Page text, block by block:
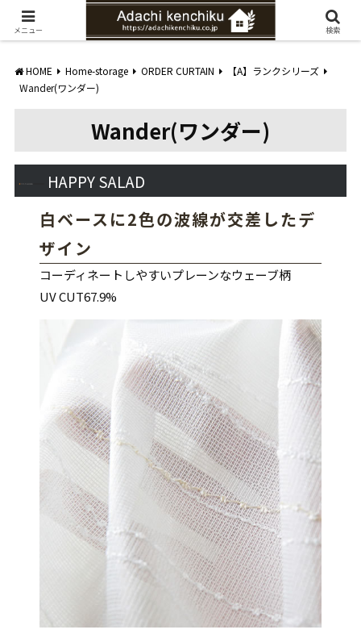
愛知県みよし市の工務店。自然素材を使ったナチュラルな家づくりをご提案
HOME Home-storage ORDER CURTAIN
【A】ランクシリーズ
Wander(ワンダー)
Wander(ワンダー)
HAPPY SALAD
白ベースに2色の波線が交差したデ
ザイン
コーディネートしやすいプレーンなウェーブ柄
UV CUT67.9%
メニュー 検索